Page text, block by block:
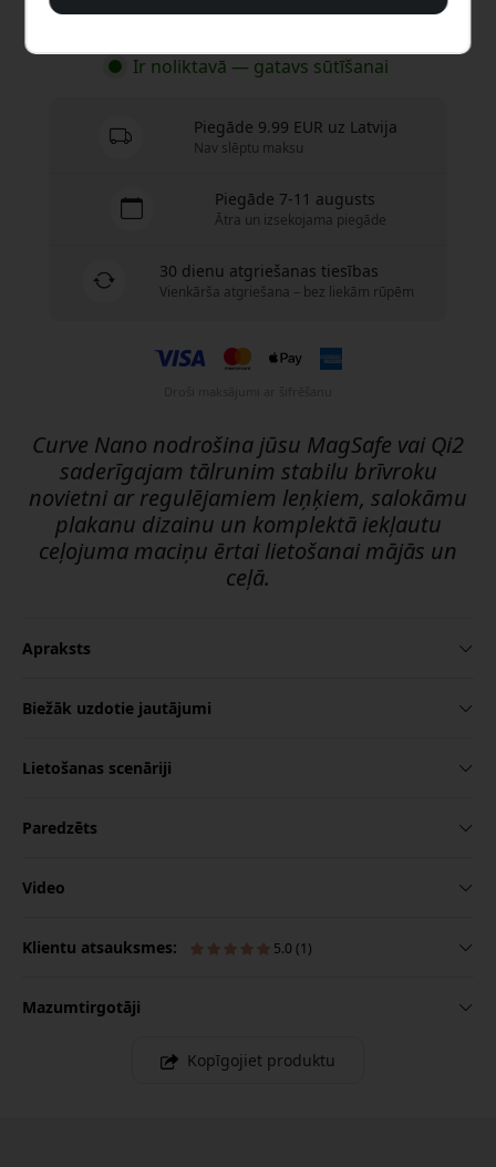
Ir noliktavā — gatavs sūtīšanai
Piegāde 9.99 EUR uz Latvija
Nav slēptu maksu
Piegāde 7-11 augusts
Ātra un izsekojama piegāde
30 dienu atgriešanas tiesības
Vienkārša atgriešana – bez liekām rūpēm
Curve Nano nodrošina jūsu MagSafe vai Qi2
saderīgajam tālrunim stabilu brīvroku
novietni ar regulējamiem leņķiem, salokāmu
plakanu dizainu un komplektā iekļautu
ceļojuma maciņu ērtai lietošanai mājās un
ceļā.
Apraksts
Biežāk uzdotie jautājumi
Lietošanas scenāriji
Paredzēts
Video
Klientu atsauksmes: 5.0 (1)
Mazumtirgotāji
Kopīgojiet produktu